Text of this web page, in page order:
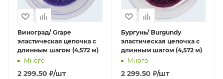
Виноград/ Grape
эластическая цепочка с
длинным шагом (4,572 м)
Много
2 299.50 ₽/шт
Бургунь/ Burgundy
эластическая цепочка с
длинным шагом (4,572 м)
Много
2 299.50 ₽/шт